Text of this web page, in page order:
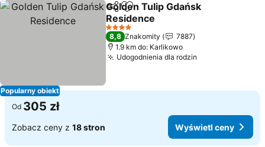
Popularny obiekt
Udostępnij
Dodaj do ulubionych
Golden Tulip Gdańsk
Residence
4 Kategoria
8,8 Znakomity
7887
1.9 km do: Karlikowo
Udogodnienia dla rodzin
Od 305 zł
Zobacz ceny z 18 stron Wyświetl ceny